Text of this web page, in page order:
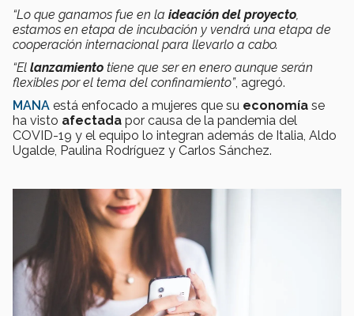
“Lo que ganamos fue en la ideación del proyecto
estamos en etapa de incubación y vendrá una etapa de
cooperación internacional para llevarlo a cabo.
“El lanzamiento tiene que ser en enero aunque serán
flexibles por el tema del confinamiento”, agregó.
MANA está enfocado a mujeres que su economía se
ha visto afectada por causa de la pandemia del
COVID-19 y el equipo lo integran además de Italia, Aldo
Ugalde, Paulina Rodríguez y Carlos Sánchez.